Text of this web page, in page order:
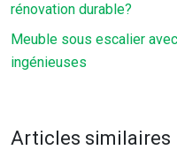
rénovation durable?
Meuble sous escalier
ingénieuses
Articles similaires